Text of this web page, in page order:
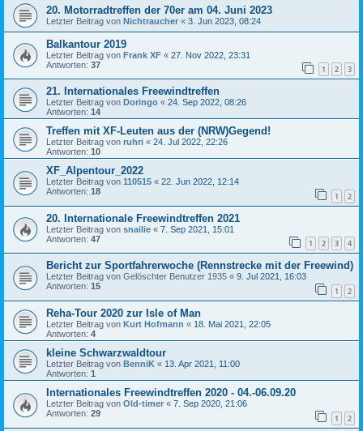
20. Motorradtreffen der 70er am 04. Juni 2023
Letzter Beitrag von Nichtraucher « 3. Jun 2023, 08:24
Balkantour 2019
Letzter Beitrag von Frank XF « 27. Nov 2022, 23:31
Antworten: 37 1 2 3
21. Internationales Freewindtreffen
Letzter Beitrag von Doringo « 24. Sep 2022, 08:26
Antworten: 14
Treffen mit XF-Leuten aus der (NRW)Gegend!
Letzter Beitrag von ruhri « 24. Jul 2022, 22:26
Antworten: 10
XF_Alpentour_2022
Letzter Beitrag von 110515 « 22. Jun 2022, 12:14
Antworten: 18 1 2
20. Internationale Freewindtreffen 2021
Letzter Beitrag von snailie « 7. Sep 2021, 15:01
Antworten: 47 1 2 3 4
Bericht zur Sportfahrerwoche (Rennstrecke mit der Freewind)
Letzter Beitrag von Gelöschter Benutzer 1935 « 9. Jul 2021, 16:03
Antworten: 15 1 2
Reha-Tour 2020 zur Isle of Man
Letzter Beitrag von Kurt Hofmann « 18. Mai 2021, 22:05
Antworten: 4
kleine Schwarzwaldtour
Letzter Beitrag von BenniK « 13. Apr 2021, 11:00
Antworten: 1
Internationales Freewindtreffen 2020 - 04.-06.09.20
Letzter Beitrag von Old-timer « 7. Sep 2020, 21:06
Antworten: 29 1 2